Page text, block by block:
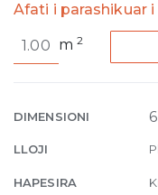
Afati i parashikuar
Bijoux
Onyx
Glossy
6mm
m2
DIMENSIONI
LLOJI
HAPESIRA